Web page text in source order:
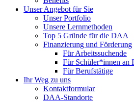
Unser Angebot für Sie
Unser Portfolio
Unsere Lernmethoden
Top 5 Gründe für die DAA
Finanzierung und Förderung
Für Arbeitssuchende
Für Schüler*innen an
Für Berufstätige
Ihr Weg zu uns
Kontaktformular
DAA-Standorte